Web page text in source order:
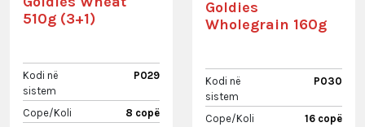
510g (3+1)
Kodi në
sistem
P029
Cope/Koli
8 copë
Goldies
Wholegrain 160g
Kodi në
sistem
P030
Cope/Koli
16 copë